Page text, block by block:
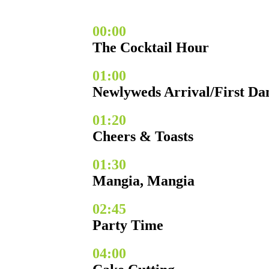
00:00
The Cocktail Hour
01:00
Newlyweds Arrival/First
01:20
Cheers & Toasts
01:30
Mangia, Mangia
02:45
Party Time
04:00